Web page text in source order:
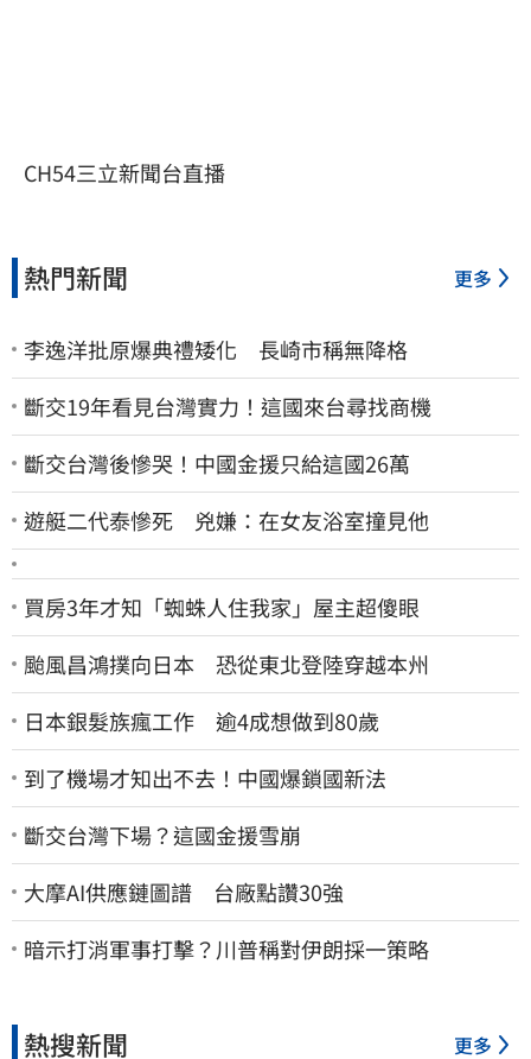
CH54三立新聞台直播
熱門新聞 更多
李逸洋批原爆典禮矮化 長崎市稱無降格
斷交19年看見台灣實力！這國來台尋找商機
斷交台灣後慘哭！中國金援只給這國26萬
遊艇二代泰慘死 兇嫌：在女友浴室撞見他
買房3年才知「蜘蛛人住我家」屋主超傻眼
颱風昌鴻撲向日本 恐從東北登陸穿越本州
日本銀髮族瘋工作 逾4成想做到80歲
到了機場才知出不去！中國爆鎖國新法
斷交台灣下場？這國金援雪崩
大摩AI供應鏈圖譜 台廠點讚30強
暗示打消軍事打擊？川普稱對伊朗採一策略
熱搜新聞 更多